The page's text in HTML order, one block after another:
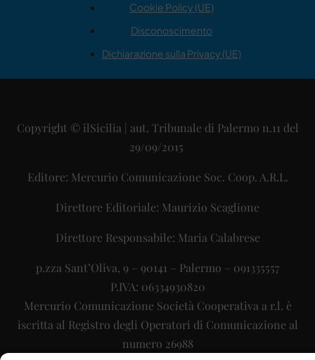
Cookie Policy (UE)
Disconoscimento
Dichiarazione sulla Privacy (UE)
Copyright © ilSicilia | aut. Tribunale di Palermo n.11 del
29/09/2015
Editore: Mercurio Comunicazione Soc. Coop. A.R.L.
Direttore Editoriale: Maurizio Scaglione
Direttore Responsabile: Maria Calabrese
p.zza Sant’Oliva, 9 – 90141 – Palermo – 091335557
P.IVA: 06334930820
Mercurio Comunicazione Società Cooperativa a r.l. è
iscritta al Registro degli Operatori di Comunicazione al
numero 26988